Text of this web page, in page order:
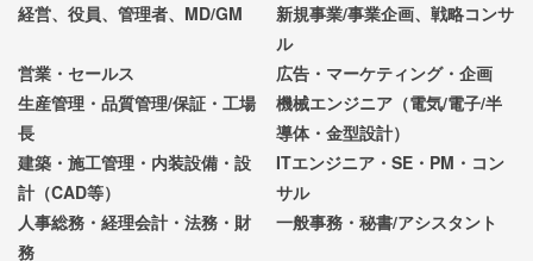
経営、役員、管理者、MD/GM
新規事業/事業企画、戦略コンサ
ル
営業・セールス
広告・マーケティング・企画
生産管理・品質管理/保証・工場
長
機械エンジニア（電気/電子/半
導体・金型設計）
建築・施工管理・内装設備・設
計（CAD等）
ITエンジニア・SE・PM・コン
サル
人事総務・経理会計・法務・財
務
一般事務・秘書/アシスタント